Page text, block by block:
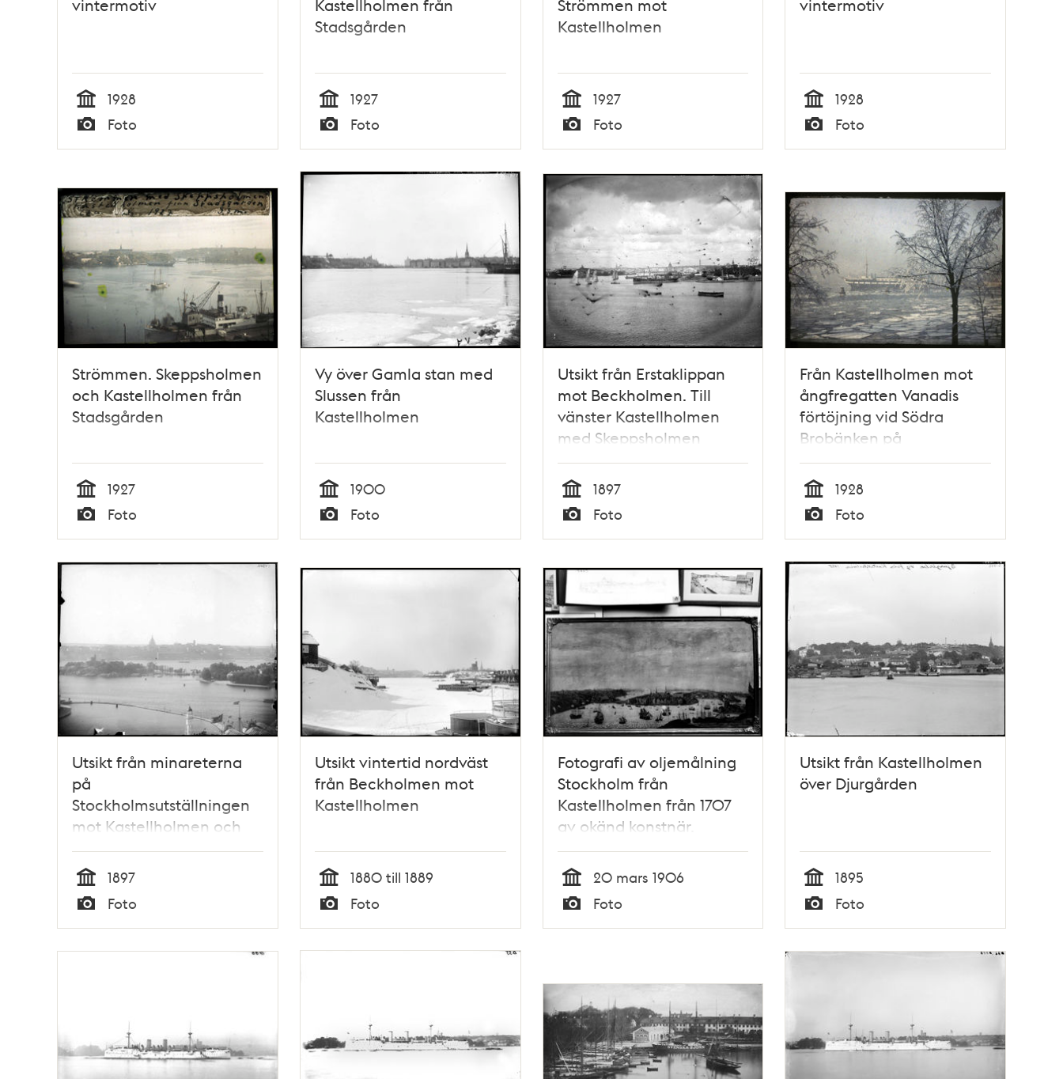
vintermotiv
Tid
1928
Typ
Foto
Kastellholmen från
Stadsgården
Tid
1927
Typ
Foto
Strömmen mot
Kastellholmen
Tid
1927
Typ
Foto
vintermotiv
Tid
1928
Typ
Foto
Strömmen. Skeppsholmen
och Kastellholmen från
Stadsgården
Tid
1927
Typ
Foto
Vy över Gamla stan med
Slussen från
Kastellholmen
Tid
1900
Typ
Foto
Utsikt från Erstaklippan
mot Beckholmen. Till
vänster Kastellholmen
med Skeppsholmen
Tid
1897
Typ
Foto
Från Kastellholmen mot
ångfregatten Vanadis
förtöjning vid Södra
Brobänken på
Skeppsholmen
Tid
1928
Typ
Foto
Utsikt från minareterna
på
Stockholmsutställningen
mot Kastellholmen och
Skeppsholmen med
Södermalm i bakgrunden
Tid
1897
Typ
Foto
Utsikt vintertid nordväst
från Beckholmen mot
Kastellholmen
Tid
1880 till 1889
Typ
Foto
Fotografi av oljemålning
Stockholm från
Kastellholmen från 1707
av okänd konstnär.
(Swiddes kopparstick i
Suecia Antiqua förebild)
Tid
20 mars 1906
Typ
Foto
Utsikt från Kastellholmen
över Djurgården
Tid
1895
Typ
Foto